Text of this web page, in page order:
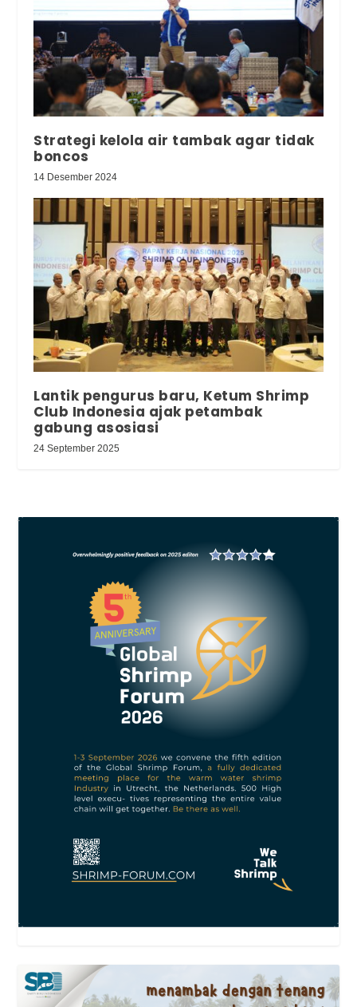
Strategi kelola air tambak agar tidak
boncos
14 Desember 2024
Lantik pengurus baru, Ketum Shrimp
Club Indonesia ajak petambak
gabung asosiasi
24 September 2025